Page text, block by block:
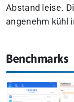
Abstand leise.
angenehm kühl
Benchmarks